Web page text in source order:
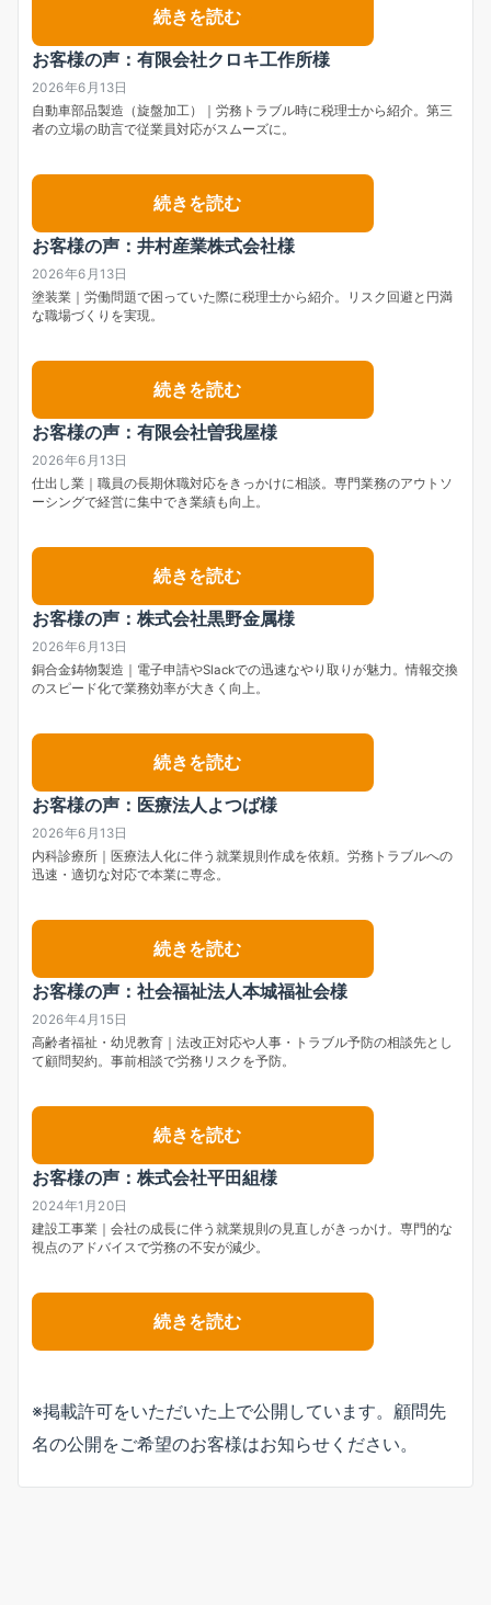
続きを読む
お客様の声：有限会社クロキ工作所様
2026年6月13日
自動車部品製造（旋盤加工）｜労務トラブル時に税理士から紹介。第三
者の立場の助言で従業員対応がスムーズに。
続きを読む
お客様の声：井村産業株式会社様
2026年6月13日
塗装業｜労働問題で困っていた際に税理士から紹介。リスク回避と円満
な職場づくりを実現。
続きを読む
お客様の声：有限会社曽我屋様
2026年6月13日
仕出し業｜職員の長期休職対応をきっかけに相談。専門業務のアウトソ
ーシングで経営に集中でき業績も向上。
続きを読む
お客様の声：株式会社黒野金属様
2026年6月13日
銅合金鋳物製造｜電子申請やSlackでの迅速なやり取りが魅力。情報交換
のスピード化で業務効率が大きく向上。
続きを読む
お客様の声：医療法人よつば様
2026年6月13日
内科診療所｜医療法人化に伴う就業規則作成を依頼。労務トラブルへの
迅速・適切な対応で本業に専念。
続きを読む
お客様の声：社会福祉法人本城福祉会様
2026年4月15日
高齢者福祉・幼児教育｜法改正対応や人事・トラブル予防の相談先とし
て顧問契約。事前相談で労務リスクを予防。
続きを読む
お客様の声：株式会社平田組様
2024年1月20日
建設工事業｜会社の成長に伴う就業規則の見直しがきっかけ。専門的な
視点のアドバイスで労務の不安が減少。
続きを読む
※掲載許可をいただいた上で公開しています。顧問先
名の公開をご希望のお客様はお知らせください。